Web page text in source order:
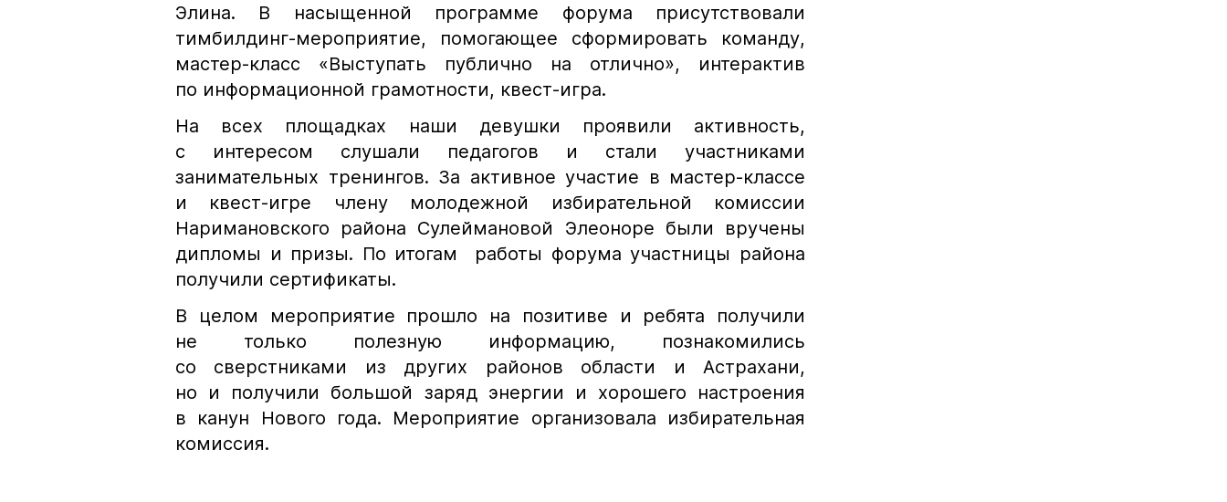
Элина. В насыщенной программе форума присутствовали
тимбилдинг-мероприятие, помогающее сформировать команду,
мастер-класс «Выступать публично на отлично», интерактив
по информационной грамотности, квест-игра.
На всех площадках наши девушки проявили активность,
с интересом слушали педагогов и стали участниками
занимательных тренингов. За активное участие в мастер-классе
и квест-игре члену молодежной избирательной комиссии
Наримановского района Сулеймановой Элеоноре были вручены
дипломы и призы. По итогам работы форума участницы района
получили сертификаты.
В целом мероприятие прошло на позитиве и ребята получили
не только полезную информацию, познакомились
со сверстниками из других районов области и Астрахани,
но и получили большой заряд энергии и хорошего настроения
в канун Нового года. Мероприятие организовала избирательная
комиссия.